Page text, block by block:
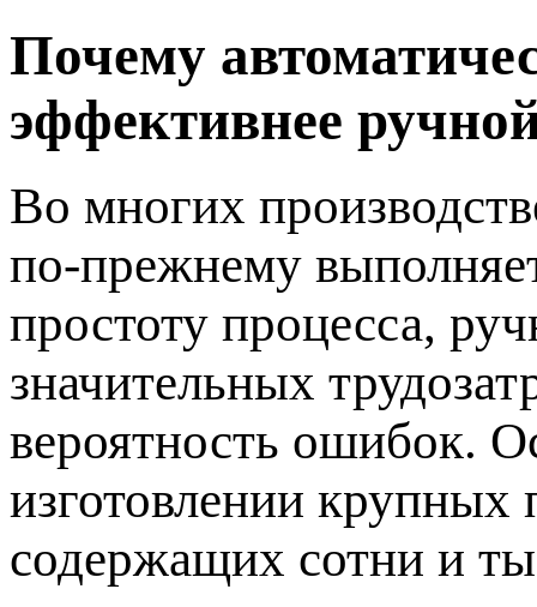
Почему
эффективнее
Во многих
по-прежнему
простоту процесса,
значительных
вероятность ошибок.
изготовлении
содержащих сотни и